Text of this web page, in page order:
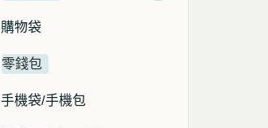
購物袋
零錢包
手機袋/手機包